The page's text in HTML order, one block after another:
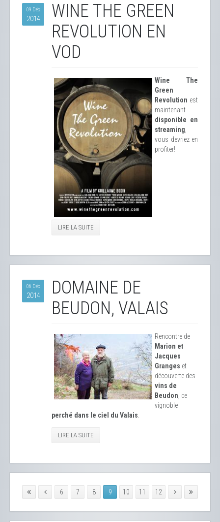
09 Déc
2014
WINE THE GREEN
REVOLUTION EN
VOD
Wine The
Green
Revolution est
maintenant
disponible en
streaming
vous devriez en
profiter!
LIRE LA SUITE
06 Déc
2014
DOMAINE DE
BEUDON, VALAIS
Rencontre de
Marion et
Jacques
Granges et
découverte des
vins de
Beudon, ce
vignoble
perché dans le ciel du Valais.
LIRE LA SUITE
6 7 8 9 10 11 12